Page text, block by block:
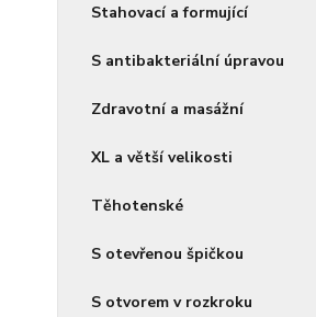
Stahovací a formující
S antibakteriální úpravou
Zdravotní a masážní
XL a větší velikosti
Těhotenské
S otevřenou špičkou
S otvorem v rozkroku